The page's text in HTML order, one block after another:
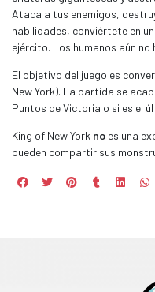
Ataca a tus enemigos,
habilidades, conviértete en
ejército. Los humanos aún
El objetivo del juego es
New York). La partida se
Puntos de Victoria o si es el
King of New York no es una
pueden compartir sus